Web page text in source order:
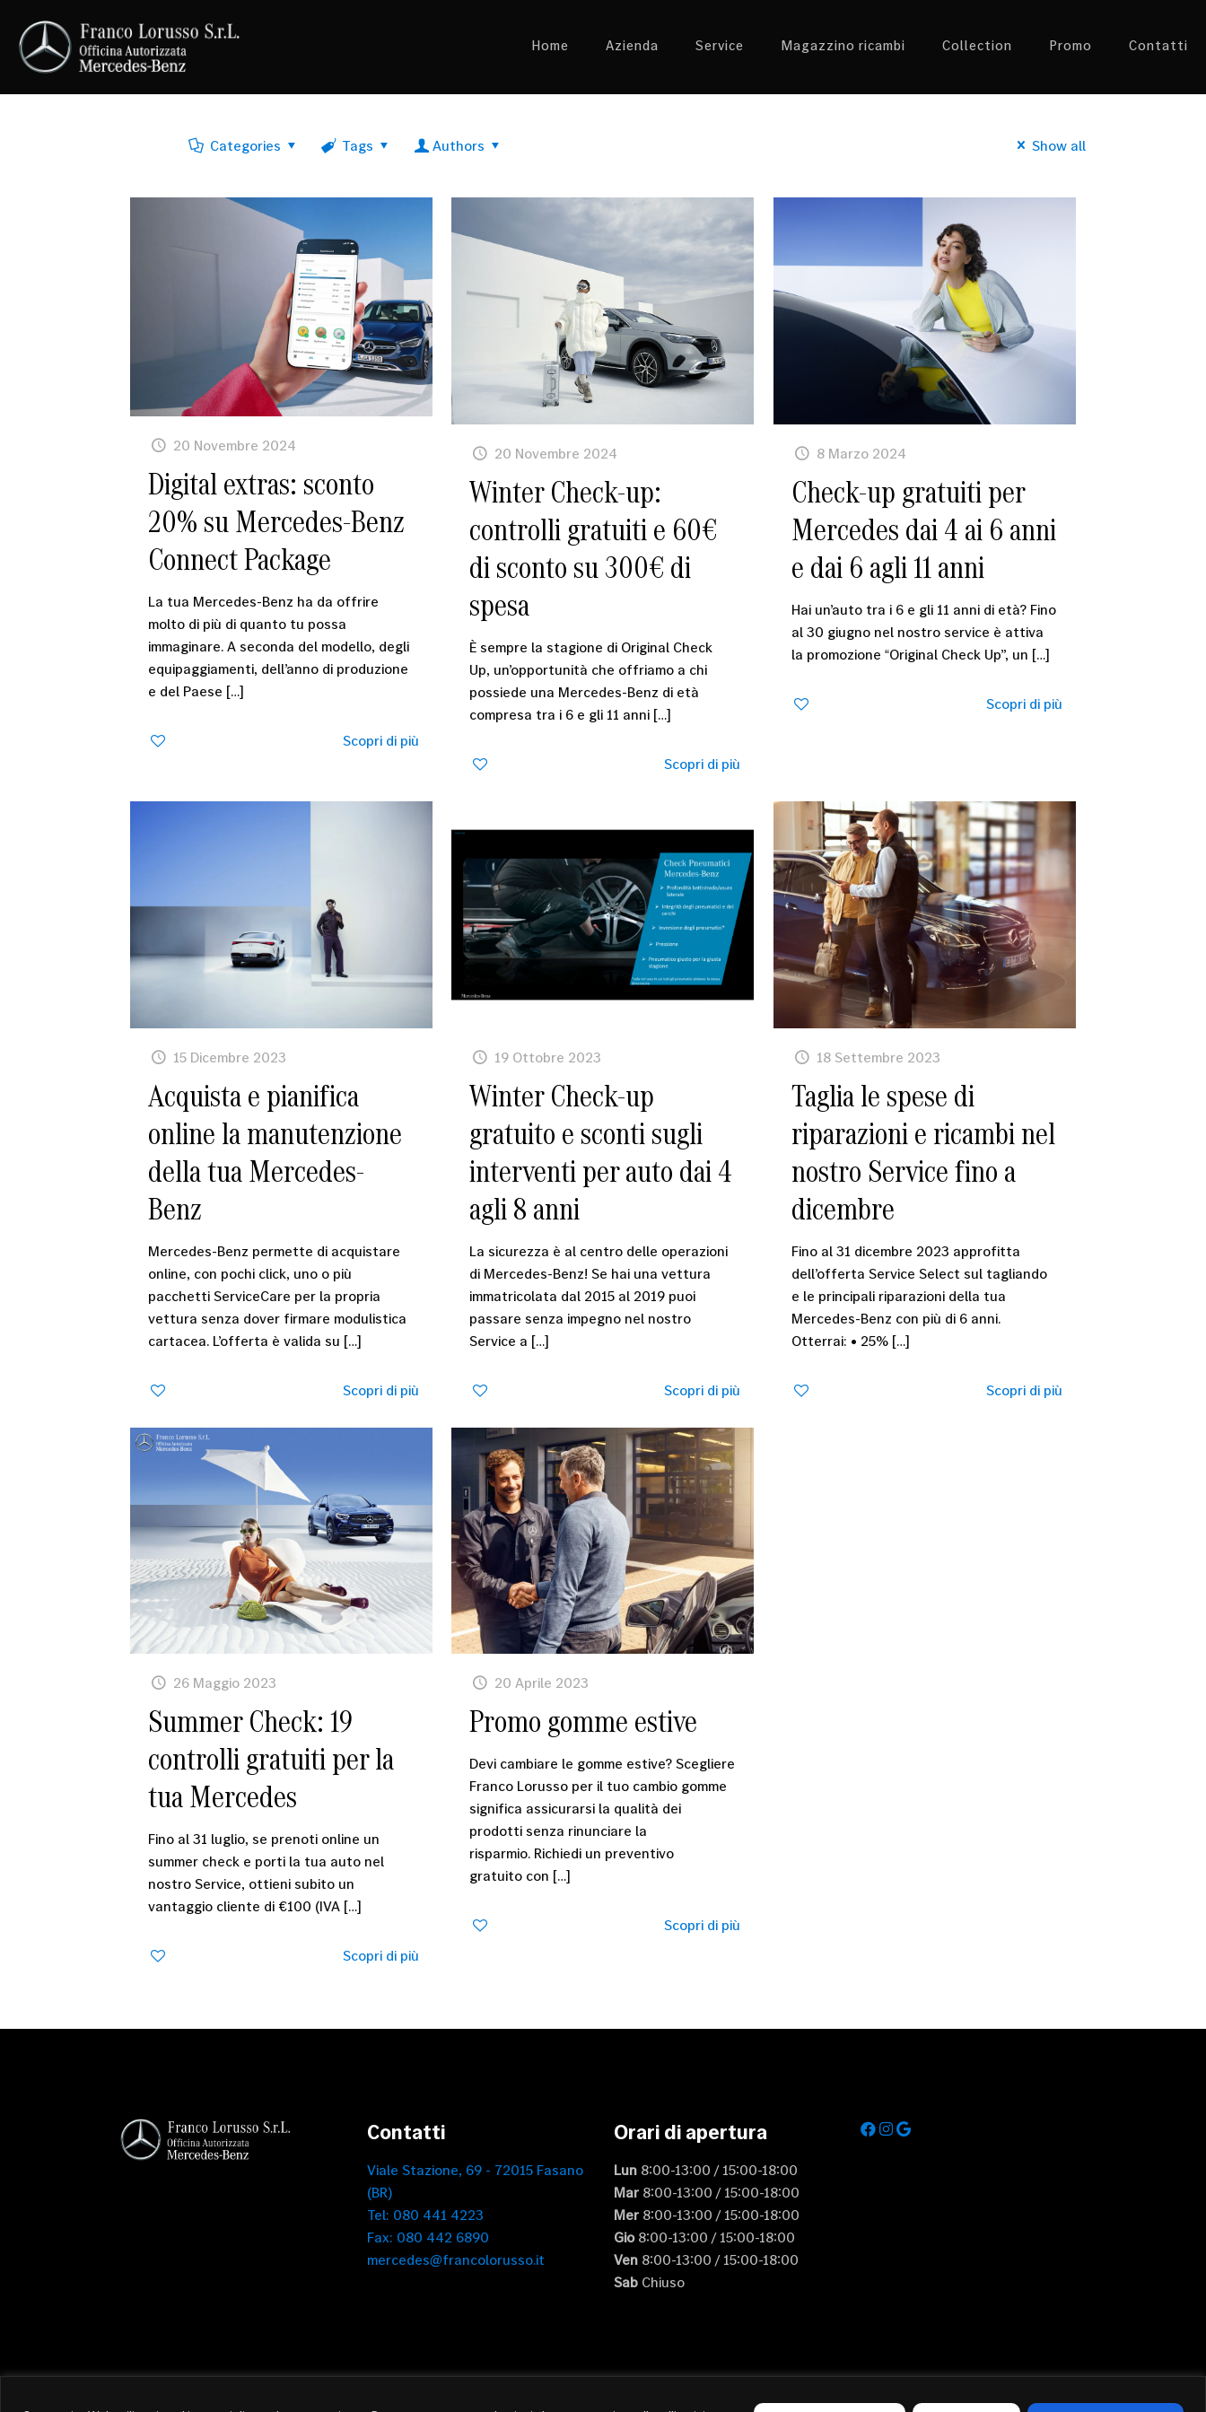
Home Azienda Service Magazzino ricambi Collection Promo Contatti
Categories Tags Authors Show all
20 Novembre 2024
Digital extras: sconto
20% su Mercedes-Benz
Connect Package
La tua Mercedes-Benz ha da offrire
molto di più di quanto tu possa
immaginare. A seconda del modello, degli
equipaggiamenti, dell’anno di produzione
e del Paese […]
Scopri di più
20 Novembre 2024
Winter Check-up:
controlli gratuiti e 60€
di sconto su 300€ di
spesa
È sempre la stagione di Original Check
Up, un’opportunità che offriamo a chi
possiede una Mercedes-Benz di età
compresa tra i 6 e gli 11 anni […]
Scopri di più
8 Marzo 2024
Check-up gratuiti per
Mercedes dai 4 ai 6 anni
e dai 6 agli 11 anni
Hai un’auto tra i 6 e gli 11 anni di età? Fino
al 30 giugno nel nostro service è attiva
la promozione “Original Check Up”, un […]
Scopri di più
15 Dicembre 2023
Acquista e pianifica
online la manutenzione
della tua Mercedes-
Benz
Mercedes-Benz permette di acquistare
online, con pochi click, uno o più
pacchetti ServiceCare per la propria
vettura senza dover firmare modulistica
cartacea. L’offerta è valida su […]
Scopri di più
19 Ottobre 2023
Winter Check-up
gratuito e sconti sugli
interventi per auto dai 4
agli 8 anni
La sicurezza è al centro delle operazioni
di Mercedes-Benz! Se hai una vettura
immatricolata dal 2015 al 2019 puoi
passare senza impegno nel nostro
Service a […]
Scopri di più
18 Settembre 2023
Taglia le spese di
riparazioni e ricambi nel
nostro Service fino a
dicembre
Fino al 31 dicembre 2023 approfitta
dell’offerta Service Select sul tagliando
e le principali riparazioni della tua
Mercedes-Benz con più di 6 anni.
Otterrai: • 25%[…]
Scopri di più
26 Maggio 2023
Summer Check: 19
controlli gratuiti per la
tua Mercedes
Fino al 31 luglio, se prenoti online un
summer check e porti la tua auto nel
nostro Service, ottieni subito un
vantaggio cliente di €100 (IVA[…]
Scopri di più
20 Aprile 2023
Promo gomme estive
Devi cambiare le gomme estive? Scegliere
Franco Lorusso per il tuo cambio gomme
significa assicurarsi la qualità dei
prodotti senza rinunciare la
risparmio. Richiedi un preventivo
gratuito con […]
Scopri di più
Contatti
Viale Stazione, 69 - 72015 Fasano
(BR)
Tel: 080 441 4223
Fax: 080 442 6890
mercedes@francolorusso.it
Orari di apertura
Lun 8:00-13:00 / 15:00-18:00
Mar 8:00-13:00 / 15:00-18:00
Mer 8:00-13:00 / 15:00-18:00
Gio8:00-13:00 / 15:00-18:00
Ven 8:00-13:00 / 15:00-18:00
Sab Chiuso